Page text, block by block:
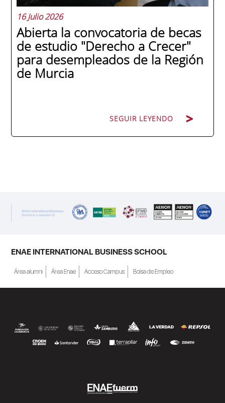
16 Julio 2026
Abierta la convocatoria de becas
de estudio "Derecho a Crecer"
para desempleados de la Región
de Murcia
SEGUIR LEYENDO
a Crecer". El programa está dirigido a
personas inscritas como demandantes de
becas de estudio parciales (50%), además
de al menos una beca...
ENAE INTERNATIONAL BUSINESS SCHOOL
Área alumni Área Enae Acceso Campus Bolsa de Empleo